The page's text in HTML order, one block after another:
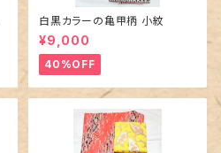
白黒カラーの亀甲柄 小紋
¥9,000
40%OFF